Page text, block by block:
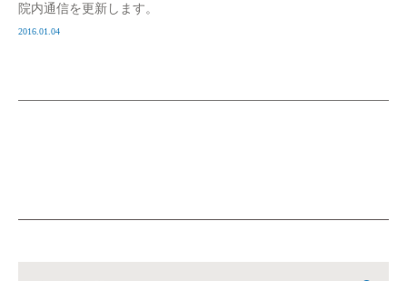
院内通信を更新します。
2016.01.04